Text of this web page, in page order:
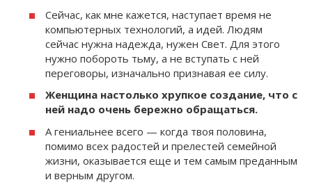
Сейчас, как мне кажется, наступает время не
компьютерных технологий, а идей. Людям
сейчас нужна надежда, нужен Свет. Для этого
нужно побороть тьму, а не вступать с ней
переговоры, изначально признавая ее силу.
Женщина настолько хрупкое создание, что с
ней надо очень бережно обращаться.
А гениальнее всего — когда твоя половина,
помимо всех радостей и прелестей семейной
жизни, оказывается еще и тем самым преданным
и верным другом.